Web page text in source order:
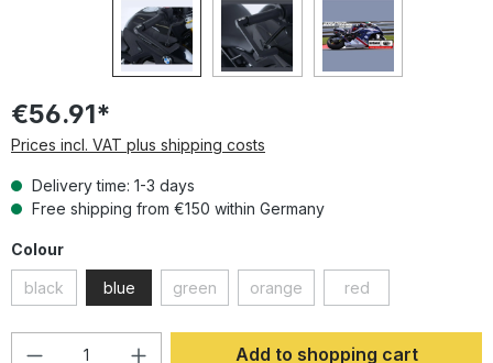
€56.91*
Prices incl. VAT plus shipping costs
Delivery time: 1-3 days
Free shipping from €150 within Germany
Select
Colour
black(This option is currently unavailable.)
blue green(This option is currently unavailable.)
orange(This option is currently
red(This option is
Product Quantity: Enter the desired
Add to shopping cart